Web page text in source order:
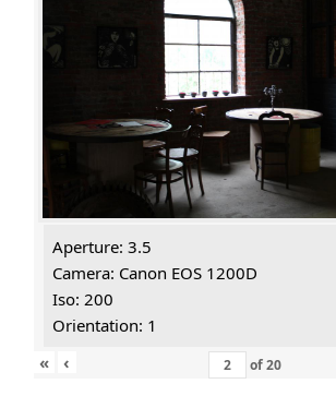
Aperture: 3.5
Camera: Canon EOS 1200D
Iso: 200
Orientation: 1
«
‹ of20